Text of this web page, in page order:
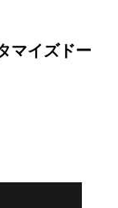
マイズドー